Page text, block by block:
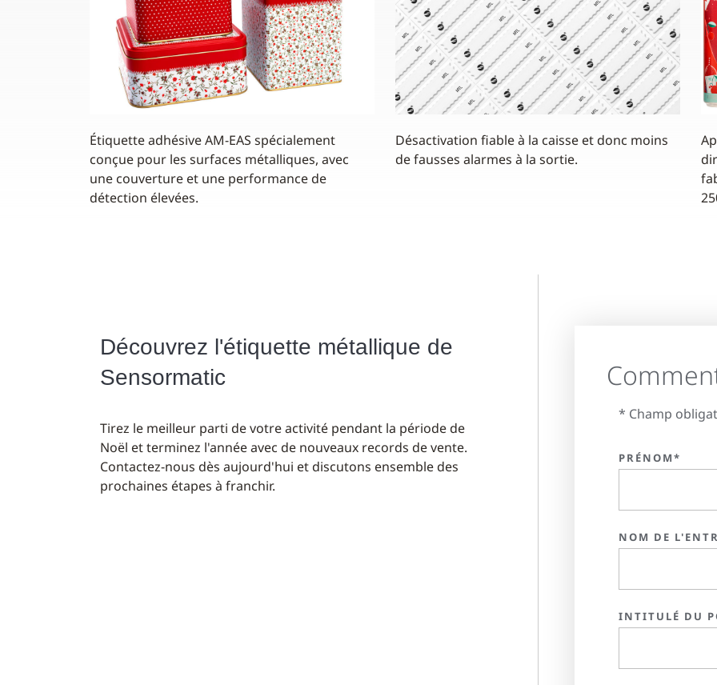
Étiquette adhésive AM-EAS spécialement
conçue pour les surfaces métalliques, avec
une couverture et une performance de
détection élevées.
Désactivation fiable à la caisse et donc moins
de fausses alarmes à la sortie.
Découvrez l'étiquette métallique de
Sensormatic
Tirez le meilleur parti de votre activité pendant la période de
Noël et terminez l'année avec de nouveaux records de vente.
Contactez-nous dès aujourd'hui et discutons ensemble des
prochaines étapes à franchir.
* Champ
PRÉNOM*
NOM DE
INTITULÉ DU